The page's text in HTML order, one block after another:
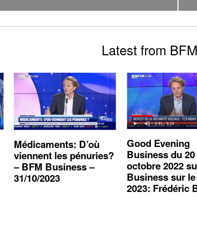
Latest from
Médicaments: D’où
viennent les pénuries?
– BFM Business –
31/10/2023
Good Evening
Business du 20
octobre 2022
Business sur
2023: Frédéric